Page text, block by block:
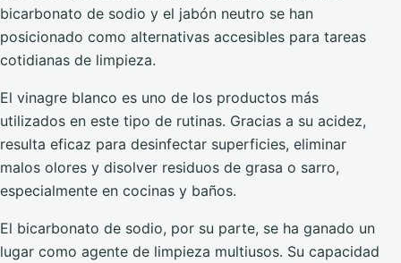
bicarbonato de sodio y el jabón neutro se han
posicionado como alternativas accesibles para tareas
cotidianas de limpieza.
El vinagre blanco es uno de los productos más
utilizados en este tipo de rutinas. Gracias a su acidez,
resulta eficaz para desinfectar superficies, eliminar
malos olores y disolver residuos de grasa o sarro,
especialmente en cocinas y baños.
El bicarbonato de sodio, por su parte, se ha ganado un
lugar como agente de limpieza multiusos. Su capacidad